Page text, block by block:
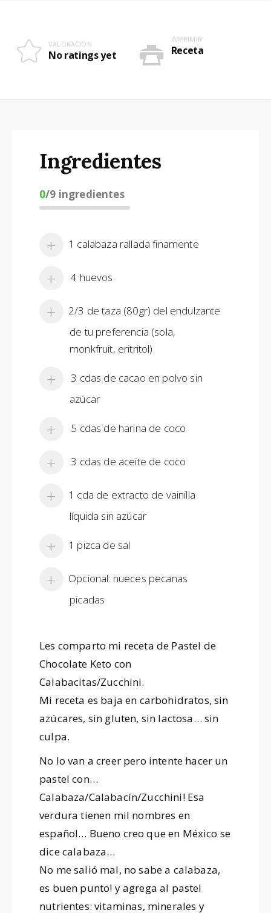
VALORACIÓN
No ratings yet
IMPRIMIR
Receta
Ingredientes
0/9 ingredientes
1 calabaza rallada finamente
4 huevos
2/3 de taza (80gr) del endulzante
de tu preferencia (sola,
monkfruit, eritritol)
3 cdas de cacao en polvo sin
azúcar
5 cdas de harina de coco
3 cdas de aceite de coco
1 cda de extracto de vainilla
líquida sin azúcar
1 pizca de sal
Opcional: nueces pecanas
picadas
Les comparto mi receta de Pastel de
Chocolate Keto con
Calabacitas/Zucchini.
Mi receta es baja en carbohidratos, sin
azúcares, sin gluten, sin lactosa… sin
culpa.
No lo van a creer pero intente hacer un
pastel con…
Calabaza/Calabacín/Zucchini! Esa
verdura tienen mil nombres en
español… Bueno creo que en México se
dice calabaza…
No me salió mal, no sabe a calabaza,
es buen punto! y agrega al pastel
nutrientes: vitaminas, minerales y